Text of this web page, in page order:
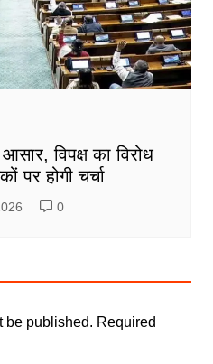
विपक्ष का विरोध
पर होगी चर्चा
0
be published. Required